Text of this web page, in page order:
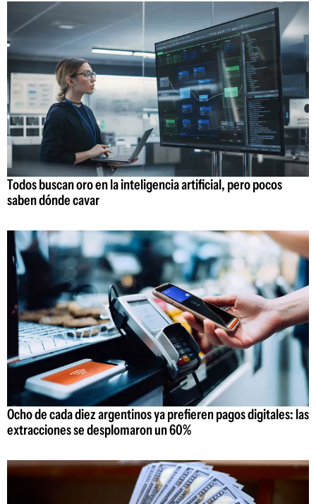
Todos buscan oro en la inteligencia artificial, pero pocos
saben dónde cavar
Ocho de cada diez argentinos ya prefieren pagos digitales: las
extracciones se desplomaron un 60%